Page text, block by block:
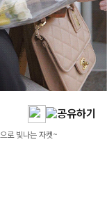
로 빛나는 자켓~